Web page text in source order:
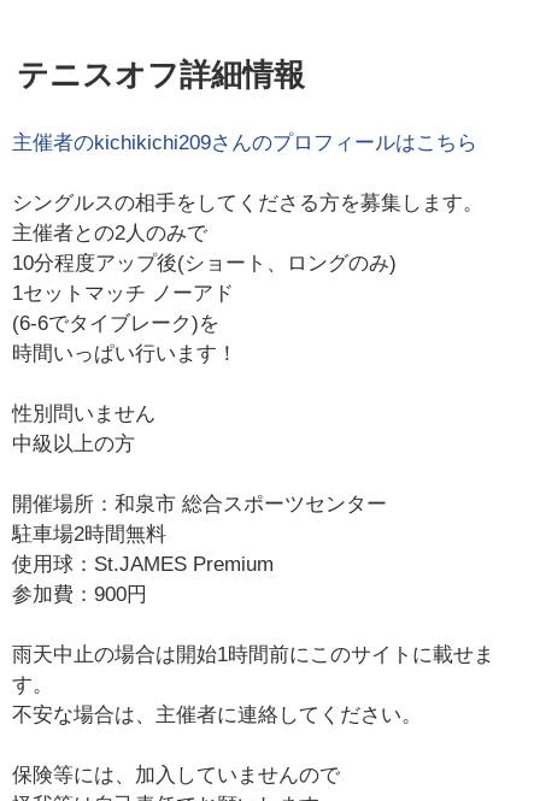
テニスオフ詳細情報
主催者のkichikichi209さんのプロフィールはこちら
シングルスの相手をしてくださる方を募集します。
主催者との2人のみで
10分程度アップ後(ショート、ロングのみ)
1セットマッチ ノーアド
(6-6でタイブレーク)を
時間いっぱい行います！
性別問いません
中級以上の方
開催場所：和泉市 総合スポーツセンター
駐車場2時間無料
使用球：St.JAMES Premium
参加費：900円
雨天中止の場合は開始1時間前にこのサイトに載せま
す。
不安な場合は、主催者に連絡してください。
保険等には、加入していませんので